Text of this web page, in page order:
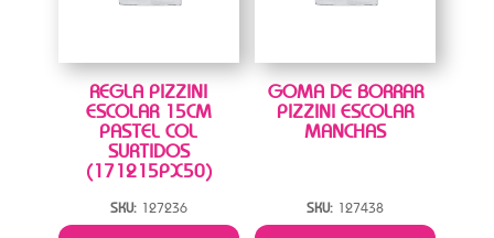
REGLA PIZZINI
ESCOLAR 15CM
PASTEL COL
SURTIDOS
(171215PX50)
SKU: 127236
GOMA DE BORRAR
PIZZINI ESCOLAR
MANCHAS
SKU: 127438